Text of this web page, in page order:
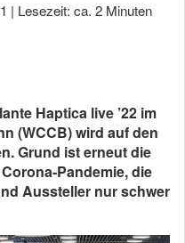
| Lesezeit: ca. 2 Minuten
Haptica live ’22 im
(WCCB) wird auf den
Grund ist erneut die
Pandemie, die
Aussteller nur schwer